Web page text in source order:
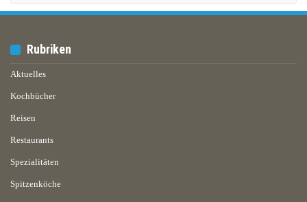
Rubriken
Aktuelles
Kochbücher
Reisen
Restaurants
Spezialitäten
Spitzenköche